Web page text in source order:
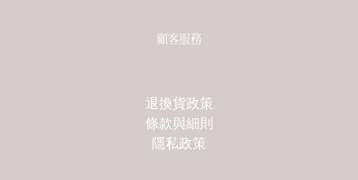
顧客服務
退換貨政策
條款與細則
隱私政策